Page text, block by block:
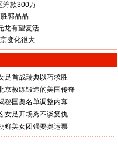
筹款300万
郭晶晶
龙有望复活
变化很大
足首战瑞典以巧求胜
京教练锻造的美国传奇
秘国奥名单调整内幕
女足开场秀不谈复仇
鲜美女团强要奥运票